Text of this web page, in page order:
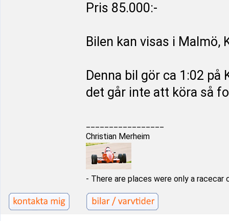
Pris 85.000:-
Bilen kan visas i Malmö,
Denna bil gör ca 1:02
det går inte att köra så
Christian Merheim
- There are places were only a racecar